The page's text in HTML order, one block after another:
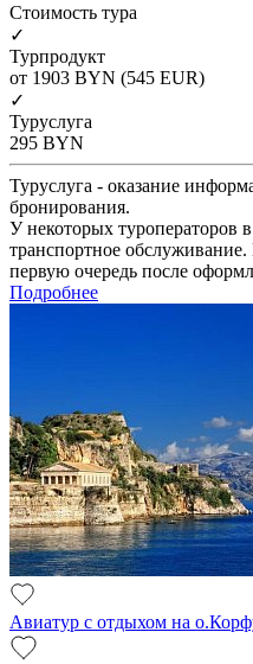
Cтоимость тура
✓
Турпродукт
от 1903 BYN (545 EUR)
✓
Туруслуга
295 BYN
Туруслуга - оказание
бронирования.
У некоторых туроператоров
транспортное
первую очередь после
Подробнее
Авиатур с отдыхом на